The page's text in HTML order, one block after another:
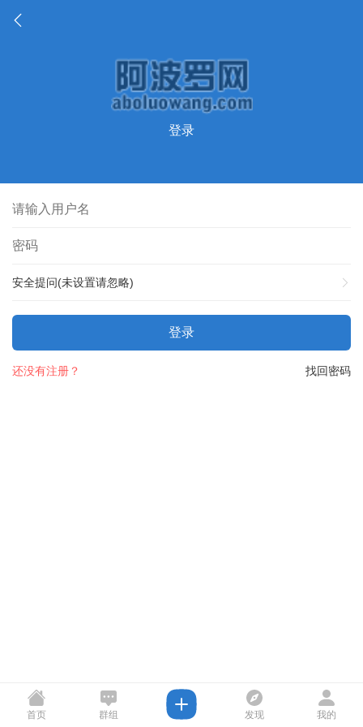
登录
安全提问(未设置请忽略)
登录
找回密码
还没有注册？
首页 群组 发现 我的